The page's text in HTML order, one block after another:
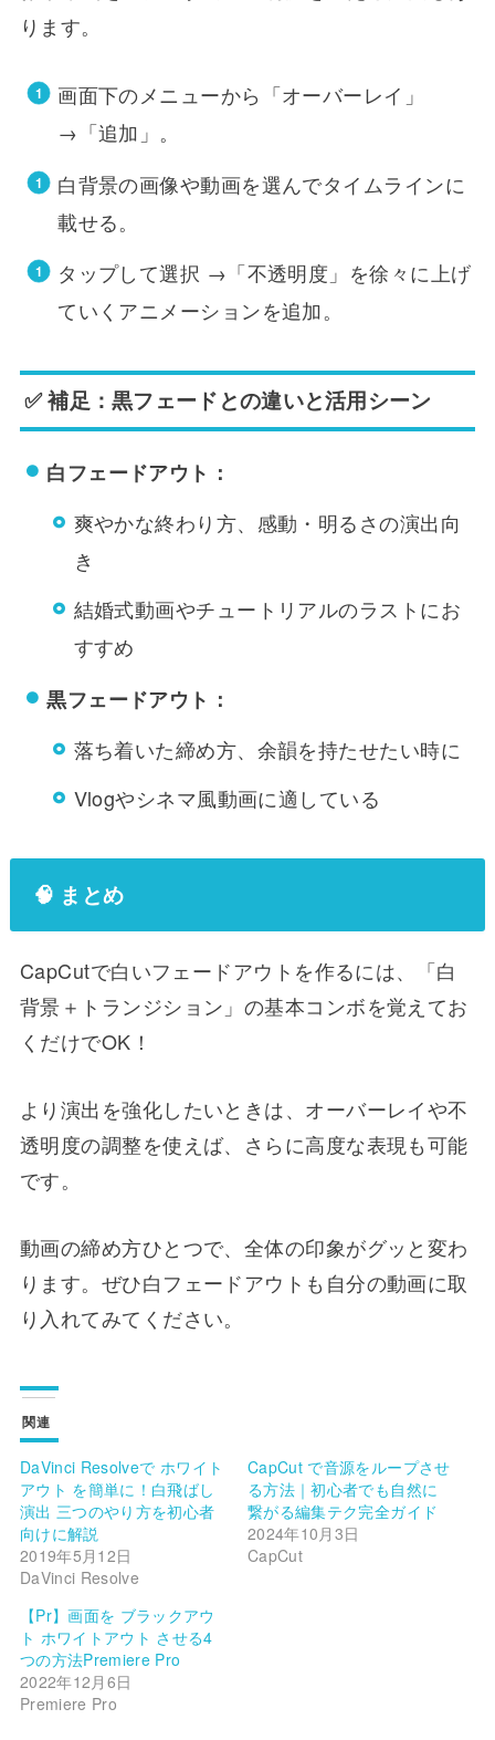
ります。
画面下のメニューから「オーバーレイ」
→「追加」。
白背景の画像や動画を選んでタイムラインに
載せる。
タップして選択 →「不透明度」を徐々に上げ
ていくアニメーションを追加。
✅ 補足：黒フェードとの違いと活用シーン
白フェードアウト：
爽やかな終わり方、感動・明るさの演出向
き
結婚式動画やチュートリアルのラストにお
すすめ
黒フェードアウト：
落ち着いた締め方、余韻を持たせたい時に
Vlogやシネマ風動画に適している
🧠 まとめ
CapCutで白いフェードアウトを作るには、「白
背景＋トランジション」の基本コンボを覚えてお
くだけでOK！
より演出を強化したいときは、オーバーレイや不
透明度の調整を使えば、さらに高度な表現も可能
です。
動画の締め方ひとつで、全体の印象がグッと変わ
ります。ぜひ白フェードアウトも自分の動画に取
り入れてみてください。
関連
DaVinci Resolveで ホワイト
アウト を簡単に！白飛ばし
演出 三つのやり方を初心者
向けに解説
2019年5月12日
DaVinci Resolve
CapCut で音源をループさせ
る方法｜初心者でも自然に
繋がる編集テク完全ガイド
2024年10月3日
CapCut
【Pr】画面を ブラックアウ
ト ホワイトアウト させる4
つの方法Premiere Pro
2022年12月6日
Premiere Pro